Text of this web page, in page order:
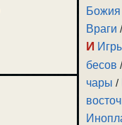
Божия
Враги
И
бесов /
чары /